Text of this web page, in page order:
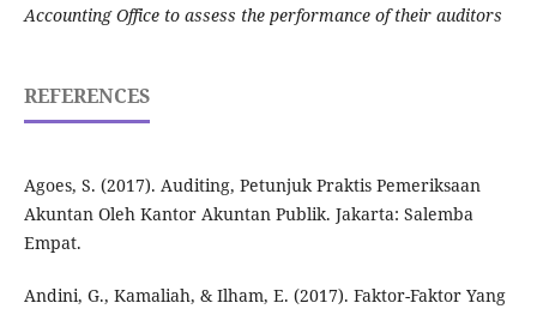
Accounting Office to assess the performance of their auditors
REFERENCES
Agoes, S. (2017). Auditing, Petunjuk Praktis Pemeriksaan
Akuntan Oleh Kantor Akuntan Publik. Jakarta: Salemba
Empat.
Andini, G., Kamaliah, & Ilham, E. (2017). Faktor-Faktor Yang